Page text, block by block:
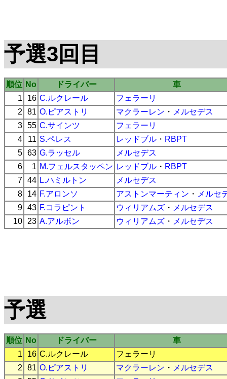
予選3回目
順位 No ドライバー
車
1
16 C.ルクレール
フェラーリ
2
81 O.ピアストリ マクラーレン ・ メルセデス
3 55 C.サインツ
フェラーリ
4
11 S.ペレス レッドブル ・ RBPT
5 63 G.ラッセル
メルセデス
6
1 M.フェルスタッペン レッドブル ・ RBPT
7 44 L.ハミルトン
メルセデス
8
14 F.アロンソ アストンマーティン ・ メルセ
9 43 F.コラピント ウィリアムズ ・ メルセデス
10
23 A.アルボン ウィリアムズ ・ メルセデス
予選
順位 No ドライバー
車
1
16 C.ルクレール
フェラーリ
2
81 O.ピアストリ マクラーレン ・ メルセデス